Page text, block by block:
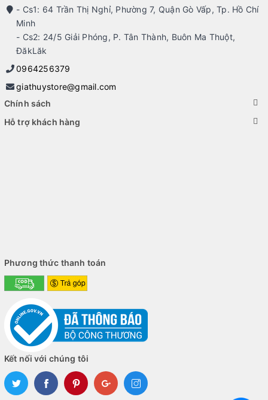
- Cs1: 64 Trần Thị Nghỉ, Phường 7, Quận Gò Vấp, Tp. Hồ Chí
Minh
- Cs2: 24/5 Giải Phóng, P. Tân Thành, Buôn Ma Thuột,
ĐăkLăk
0964256379
giathuystore@gmail.com
Chính sách
Hỗ trợ khách hàng
Phương thức thanh toán
Kết nối với chúng tôi